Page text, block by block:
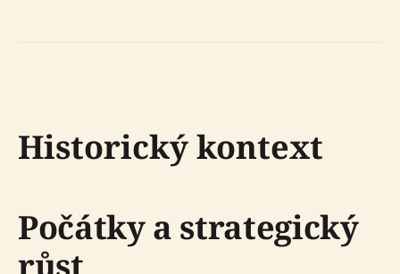
Historický kontext
Počátky a strategický